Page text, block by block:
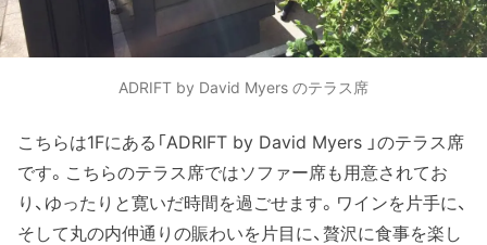
ADRIFT by David Myers のテラス席
こちらは1Fにある「ADRIFT by David Myers 」のテラス席
です。こちらのテラス席ではソファー席も用意されてお
り、ゆったりと寛いだ時間を過ごせます。ワインを片手に、
そして丸の内仲通りの賑わいを片目に、贅沢に食事を楽し